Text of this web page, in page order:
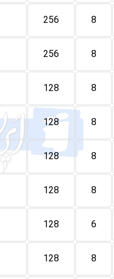
8
256
8
256
8
128
8
128
8
128
8
128
6
128
8
128